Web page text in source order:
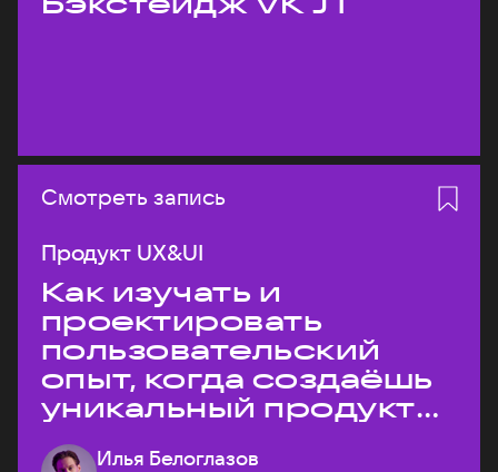
Смотреть запись
Продукт UX&UI
Как изучать и
проектировать
пользовательский
опыт, когда создаёшь
уникальный продукт
на рынке?
Илья Белоглазов